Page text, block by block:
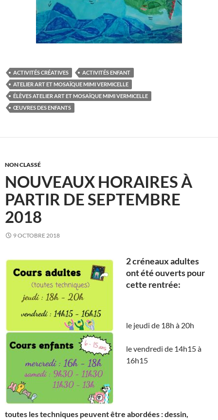
ACTIVITÉS CRÉATIVES
ACTIVITÉS ENFANT
ATELIER ART ET MOSAÏQUE MIMI VERMICELLE
ÉLÈVES ATELIER ART ET MOSAÏQUE MIMI VERMICELLE
ŒUVRES DES ENFANTS
NON CLASSÉ
NOUVEAUX HORAIRES À
PARTIR DE SEPTEMBRE
2018
9 OCTOBRE 2018
2 créneaux adultes
ont été ouverts pour
cette rentrée:
le jeudi de 18h à 20h
le vendredi de 14h15 à
16h15
toutes les techniques peuvent être abordées : dessin,